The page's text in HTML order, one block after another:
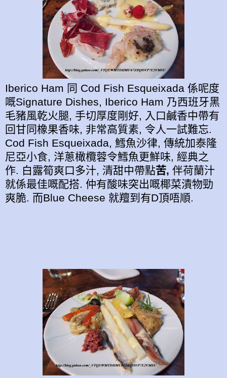
Iberico Ham 同 Cod Fish Esqueixada 係呢度
嘅Signature Dishes, Iberico Ham 乃西班牙黑
毛豬風乾火腿, 手切厚度剛好, 入口鹹香中帶有
回甘同橡果香味, 非常高質素, 令人一試難忘.
Cod Fish Esqueixada, 鱈魚沙律, 傳統加泰隆
尼亞小食, 洋蔥橄欖蓉令鱈魚更鮮味, 經典之
作. 白露筍爽口多汁, 清甜中帶點苦, 伴荷蘭汁
就係最佳嘅配搭. 仲有酸味突出嘅椰菜漬物勁
爽脆. 而Blue Cheese 就羶到有D頂唔順.